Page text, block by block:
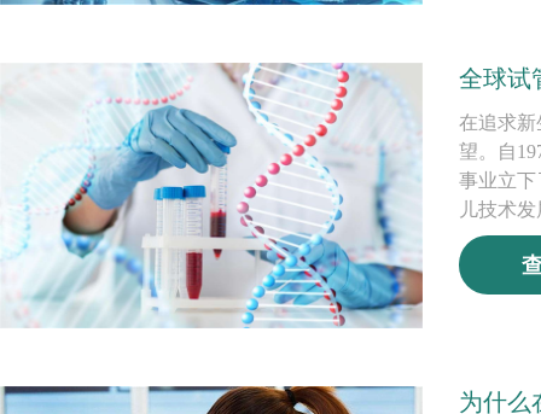
全球试
在追求新
望。自
事业立下
儿技术
为什么